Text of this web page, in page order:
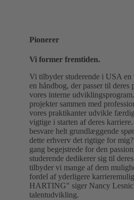
Pionerer
Vi former fremtiden.
Vi tilbyder studerende i USA en
en håndbog, der passer til deres
vores interne
projekter sammen med
vores praktikanter udvikle
vigtige i starten af deres
besvare helt grundlæggende
dette erhverv det rigtige for
gang begejstrede for den
studerende dedikerer sig til
tilbyder vi mange af dem
fordel af yderligere
HARTING" siger Nancy
talentudvikling.